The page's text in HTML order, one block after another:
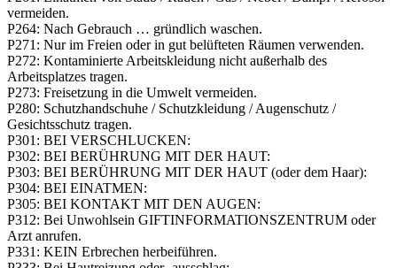
vermeiden.
P264: Nach Gebrauch … gründlich waschen.
P271: Nur im Freien oder in gut belüfteten Räumen verwenden.
P272: Kontaminierte Arbeitskleidung nicht außerhalb des
Arbeitsplatzes tragen.
P273: Freisetzung in die Umwelt vermeiden.
P280: Schutzhandschuhe / Schutzkleidung / Augenschutz /
Gesichtsschutz tragen.
P301: BEI VERSCHLUCKEN:
P302: BEI BERÜHRUNG MIT DER HAUT:
P303: BEI BERÜHRUNG MIT DER HAUT (oder dem Haar):
P304: BEI EINATMEN:
P305: BEI KONTAKT MIT DEN AUGEN:
P312: Bei Unwohlsein GIFTINFORMATIONSZENTRUM oder
Arzt anrufen.
P331: KEIN Erbrechen herbeiführen.